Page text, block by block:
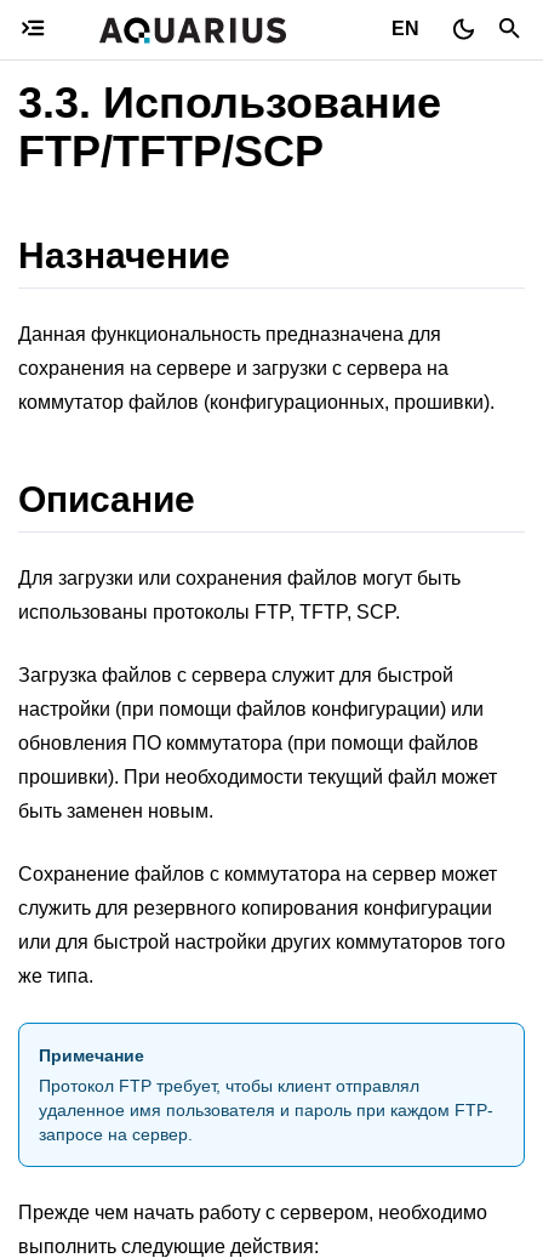
EN
3.3. Использование
FTP/TFTP/SCP
Назначение
Данная функциональность предназначена для
сохранения на сервере и загрузки c сервера на
коммутатор файлов (конфигурационных, прошивки).
Описание
Для загрузки или сохранения файлов могут быть
использованы протоколы FTP, TFTP, SCP.
Загрузка файлов с сервера служит для быстрой
настройки (при помощи файлов конфигурации) или
обновления ПО коммутатора (при помощи файлов
прошивки). При необходимости текущий файл может
быть заменен новым.
Сохранение файлов с коммутатора на сервер может
служить для резервного копирования конфигурации
или для быстрой настройки других коммутаторов того
же типа.
Примечание
Протокол FTP требует, чтобы клиент отправлял
удаленное имя пользователя и пароль при каждом FTP-
запросе на сервер.
Прежде чем начать работу с сервером, необходимо
выполнить следующие действия: